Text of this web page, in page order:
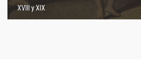
XVIII y XIX